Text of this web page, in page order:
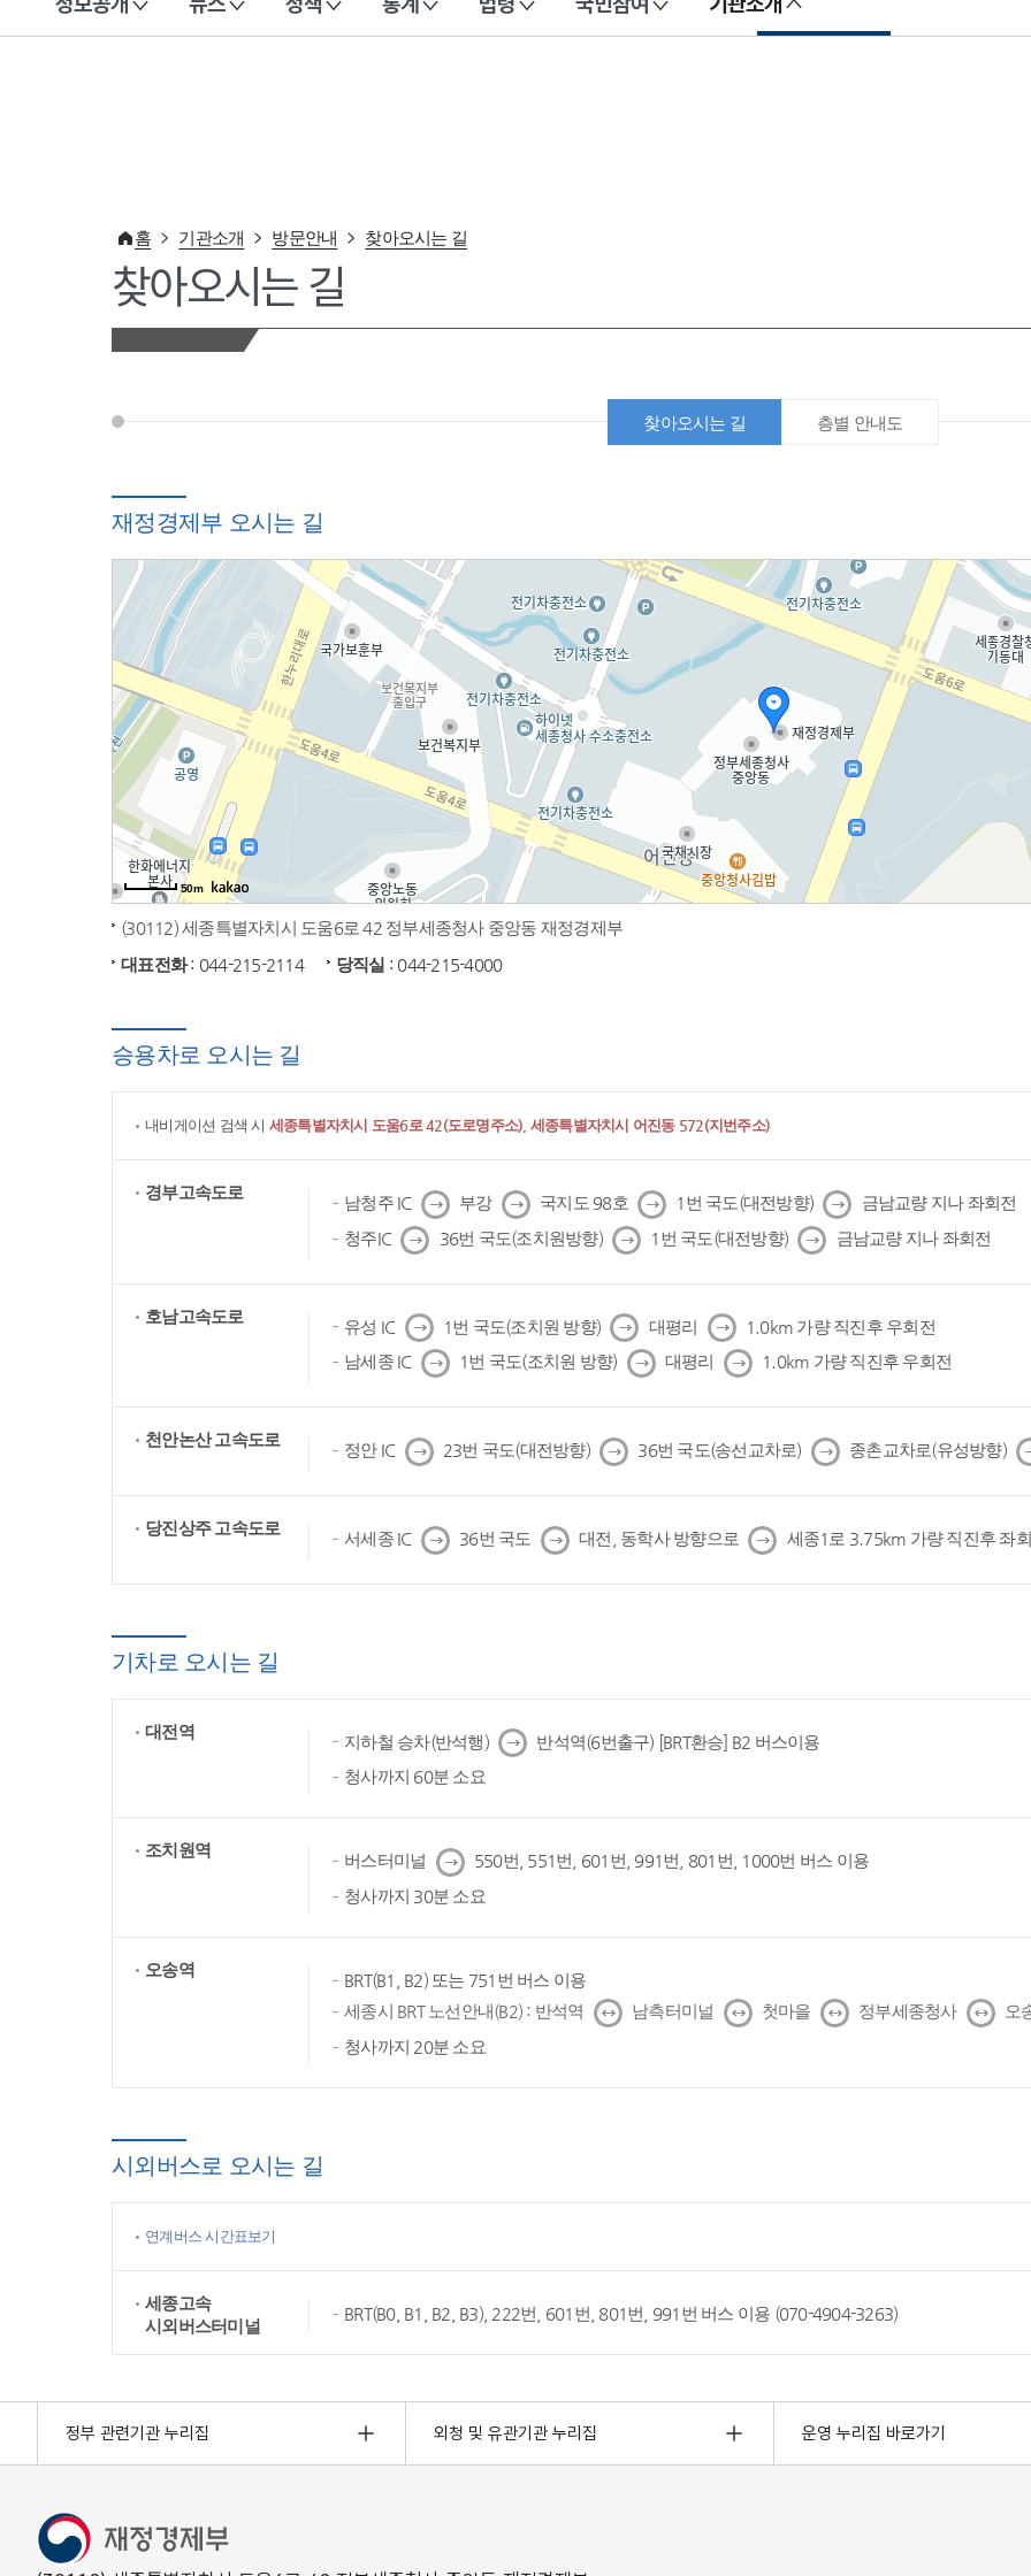
이 누리집은 대한민국 공식 전자정부 누리집입니다.
홈 기관소개 방문안내 찾아오시는 길
찾아오시는 길
찾아오시는 길 층별 안내도
재정경제부 오시는 길
50m
(30112) 세종특별자치시 도움6로 42 정부세종청사 중앙동 재정경제부
대표전화: 044-215-2114 당직실 : 044-215-4000
승용차로 오시는 길
내비게이션 검색 시 세종특별자치시 도움6로 42(도로명주소), 세종특별자치시 어진동 572(지번주소)
경부고속도로
남청주 IC 다
음
부강 다
음
국지도 98호 다
음
1번 국도(대전방향) 다
음
금남교량 지나 좌회전
청주IC 다
음
36번 국도(조치원방향) 다
음
1번 국도(대전방향) 다
음
금남교량 지나 좌회전
호남고속도로
유성 IC 다
음
1번 국도(조치원 방향) 다
음
대평리 다
음
1.0km 가량 직진후 우회전
남세종 IC 다
음
1번 국도(조치원 방향) 다
음
대평리 다
음
1.0km 가량 직진후 우회전
천안논산 고속도로
정안 IC 다
음
23번 국도(대전방향) 다
음
36번 국도(송선교차로) 다
음
종촌교차로(유성방향) 다
음
당진상주 고속도로
서세종 IC 다
음
36번 국도 다
음
대전, 동학사 방향으로 다
음
세종1로 3.75km 가량 직진후 좌
기차로 오시는 길
대전역
지하철 승차(반석행) 다
음
반석역(6번출구) [BRT환승] B2 버스이용
청사까지 60분 소요
조치원역
버스터미널 다
음
550번, 551번, 601번, 991번, 801번, 1000번 버스 이용
청사까지 30분 소요
오송역
BRT(B1, B2) 또는 751번 버스 이용
세종시 BRT 노선안내(B2) : 반석역 ↔ 남측터미널 ↔ 첫마을 ↔ 정부세종청사 ↔
오
청사까지 20분 소요
시외버스로 오시는 길
연계버스 시간표보기
세종고속
시외버스터미널
BRT(B0, B1, B2, B3), 222번, 601번, 801번, 991번 버스 이용 (070-4904-3263)
정부 관련기관 누리집 외청 및 유관기관 누리집 운영 누리집 바로가기